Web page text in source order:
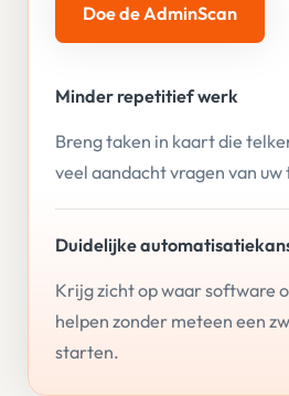
Doe de AdminScan
Minder repetitief werk
Breng taken in kaart die
veel aandacht vragen van uw
Duidelijke
Krijg zicht op waar software
helpen zonder meteen een
starten.